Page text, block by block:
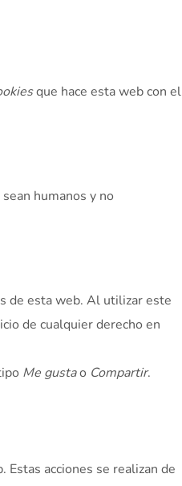
que hace esta web con el
humanos y no
de esta web. Al utilizar este
de cualquier derecho en
Me gustao Compartir.
acciones se realizan de